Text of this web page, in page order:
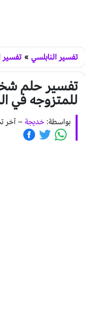
تفسير النابلسي » تفسير
تفسير حلم
للمتزوجه في
بواسطة: خديجة – آخر